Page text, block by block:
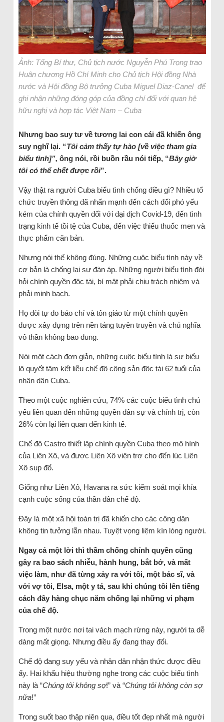
Ảnh: Tổng Bí thư, Chủ tịch nước Nguyễn Phú Trọng trao
Huân chương Hồ Chí Minh cho Chủ tịch Hội đồng Nhà
nước và Hội đồng Bộ trưởng Cuba Miguel Diaz-Canel để
ghi nhận những đóng góp của đồng chí đối với quan hệ
hữu nghị và hợp tác Việt Nam – Cuba
Nhưng bao suy tư về tương lai con cái đã khiến ông
suy nghĩ lại. “Tôi cảm thấy tự hào [về việc tham gia
biểu tình]”, ông nói, rồi buồn rầu nói tiếp, “Bây giờ
tôi có thể chết được rồi”.
Vậy thật ra người Cuba biểu tình chống điều gì? Nhiều tổ
chức truyền thông đã nhấn mạnh đến cách đối phó yếu
kém của chính quyền đối với đại dịch Covid-19, đến tình
trạng kinh tế tồi tệ của Cuba, đến việc thiếu thuốc men và
thực phẩm căn bản.
Nhưng nói thế không đúng. Những cuộc biểu tình này về
cơ bản là chống lại sự đàn áp. Những người biểu tình đòi
hỏi chính quyền độc tài, bí mật phải chịu trách nhiệm và
phải minh bạch.
Họ đòi tự do báo chí và tôn giáo từ một chính quyền
được xây dựng trên nền tảng tuyên truyền và chủ nghĩa
vô thần không bao dung.
Nói một cách đơn giản, những cuộc biểu tình là sự biểu
lộ quyết tâm kết liễu chế độ cộng sản độc tài 62 tuổi của
nhân dân Cuba.
Theo một cuộc nghiên cứu, 74% các cuộc biểu tình chủ
yếu liên quan đến những quyền dân sự và chính trị, còn
26% còn lại liên quan đến kinh tế.
Chế độ Castro thiết lập chính quyền Cuba theo mô hình
của Liên Xô, và được Liên Xô viện trợ cho đến lúc Liên
Xô sụp đổ.
Giống như Liên Xô, Havana ra sức kiểm soát mọi khía
cạnh cuộc sống của thần dân chế độ.
Đây là một xã hội toàn trị đã khiến cho các công dân
không tin tưởng lẫn nhau. Tuyệt vọng liệm kín lòng người.
Ngay cả một lời thì thầm chống chính quyền cũng
gây ra bao sách nhiễu, hành hung, bắt bớ, và mất
việc làm, như đã từng xảy ra với tôi, một bác sĩ, và
với vợ tôi, Elsa, một y tá, sau khi chúng tôi lên tiếng
cách đây hàng chục năm chống lại những vi phạm
của chế độ.
Trong một nước nơi tai vách mạch rừng này, người ta dễ
dàng mất giọng. Nhưng điều ấy đang thay đổi.
Chế độ đang suy yếu và nhân dân nhận thức được điều
ấy. Hai khẩu hiệu thường nghe trong các cuộc biểu tình
này là “Chúng tôi không sợ!” và “Chúng tôi không còn sợ
nữa!”
Trong suốt bao thập niên qua, điều tốt đẹp nhất mà người